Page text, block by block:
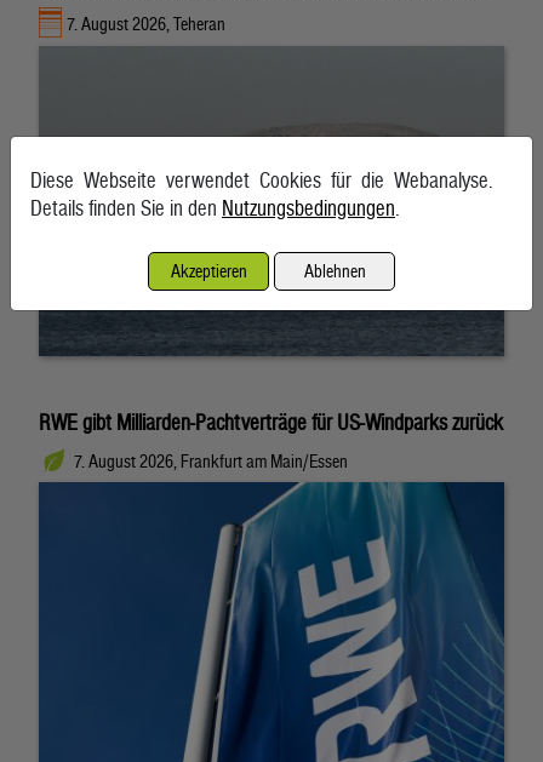
7. August 2026, Teheran
RWE gibt Milliarden-Pachtverträge für US-Windparks zurück
7. August 2026, Frankfurt am Main/Essen
Diese Webseite verwendet Cookies für die Webanalyse.
Details finden Sie in den Nutzungsbedingungen
Akzeptieren Ablehnen